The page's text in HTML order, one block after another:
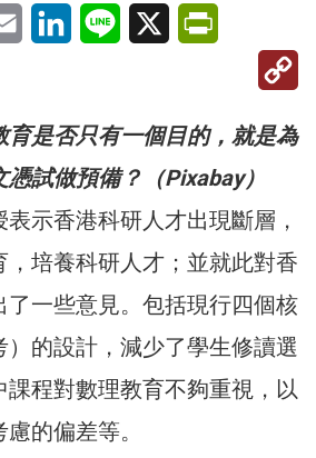
Email LinkedInLine X
育是否只有一個目的，就是為
試做預備？（Pixabay）
示香港科研人才出現斷層，
培養科研人才；並就此對香
了一些意見。包括現行四個核
的設計，減少了學生修讀選
程對數理教育不夠重視，以
的偏差等。